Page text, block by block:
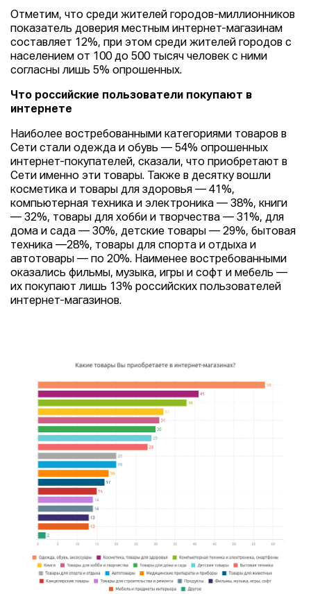
Отметим, что среди жителей городов-миллионников
показатель доверия местным интернет-магазинам
составляет 12%, при этом среди жителей городов с
населением от 100 до 500 тысяч человек с ними
согласны лишь 5% опрошенных.
Что российские пользователи покупают в
интернете
Наиболее востребованными категориями товаров в
Сети стали одежда и обувь — 54% опрошенных
интернет-покупателей, сказали, что приобретают в
Сети именно эти товары. Также в десятку вошли
косметика и товары для здоровья — 41%,
компьютерная техника и электроника — 38%, книги
— 32%, товары для хобби и творчества — 31%, для
дома и сада — 30%, детские товары — 29%, бытовая
техника —28%, товары для спорта и отдыха и
автотовары — по 20%. Наименее востребованными
оказались фильмы, музыка, игры и софт и мебель —
их покупают лишь 13% российских пользователей
интернет-магазинов.